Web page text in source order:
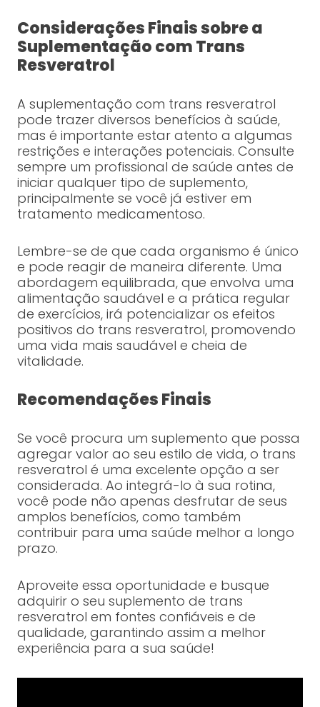
Considerações Finais sobre a
Suplementação com Trans
Resveratrol
A suplementação com trans resveratrol
pode trazer diversos benefícios à saúde,
mas é importante estar atento a algumas
restrições e interações potenciais. Consulte
sempre um profissional de saúde antes de
iniciar qualquer tipo de suplemento,
principalmente se você já estiver em
tratamento medicamentoso.
Lembre-se de que cada organismo é único
e pode reagir de maneira diferente. Uma
abordagem equilibrada, que envolva uma
alimentação saudável e a prática regular
de exercícios, irá potencializar os efeitos
positivos do trans resveratrol, promovendo
uma vida mais saudável e cheia de
vitalidade.
Recomendações Finais
Se você procura um suplemento que possa
agregar valor ao seu estilo de vida, o trans
resveratrol é uma excelente opção a ser
considerada. Ao integrá-lo à sua rotina,
você pode não apenas desfrutar de seus
amplos benefícios, como também
contribuir para uma saúde melhor a longo
prazo.
Aproveite essa oportunidade e busque
adquirir o seu suplemento de trans
resveratrol em fontes confiáveis e de
qualidade, garantindo assim a melhor
experiência para a sua saúde!